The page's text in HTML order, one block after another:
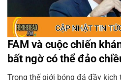
FAM và cuộc chiến
bất ngờ có thể đảo
Trong thế giới bóng đá đầy kịch